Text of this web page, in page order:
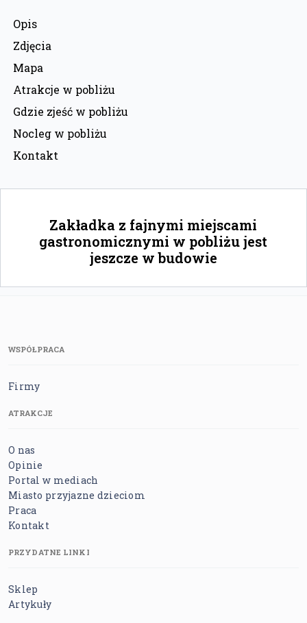
Opis
Zdjęcia
Mapa
Atrakcje w pobliżu
Gdzie zjeść w pobliżu
Nocleg w pobliżu
Kontakt
Zakładka z fajnymi miejscami
gastronomicznymi w pobliżu jest
jeszcze w budowie
WSPÓŁPRACA
Firmy
ATRAKCJE
O nas
Opinie
Portal w mediach
Miasto przyjazne dzieciom
Praca
Kontakt
PRZYDATNE LINKI
Sklep
Artykuły